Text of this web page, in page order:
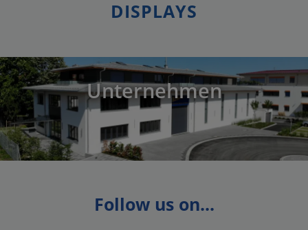
DISPLAYS
Unternehmen
Follow us on...